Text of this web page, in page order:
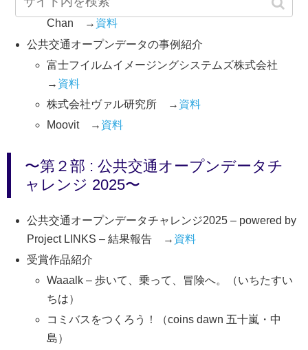
MobilityData GTFS Program Manager, Tzu-Jen
Chan → 資料
公共交通オープンデータの事例紹介
富士フイルムイメージングシステムズ株式会社
→ 資料
株式会社ヴァル研究所 → 資料
Moovit → 資料
〜第２部 : 公共交通オープンデータチ
ャレンジ 2025〜
公共交通オープンデータチャレンジ2025 – powered by
Project LINKS – 結果報告 → 資料
受賞作品紹介
Waaalk – 歩いて、乗って、冒険へ。（いちたすい
ちは）
コミバスをつくろう！（coins dawn 五十嵐・中
島）